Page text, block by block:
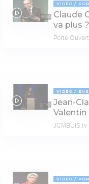
50:50
VIDÉO
Claude
va plus ?
Porte
11:01
VIDÉO
Jean-
Valentin
JCMBUIS.tv
VIDÉO